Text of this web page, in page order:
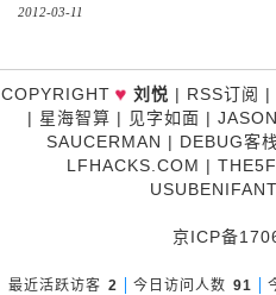
2012-03-11
COPYRIGHT♥ 刘悦 | RSS订阅 |
| 星海智算 | 见字如面 | JASON
SAUCERMAN | DEBUG客栈
LFHACKS.COM |
京ICP备
最近活跃访客 2 今日访问人数 91